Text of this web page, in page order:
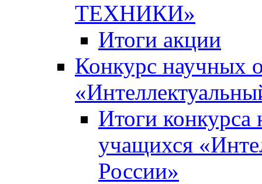
ТЕХНИКИ»
Итоги акции
Конкурс научных
Итоги
учащихся
России»